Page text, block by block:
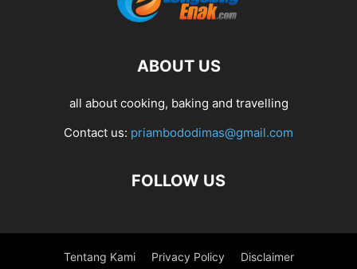
ABOUT US
all about cooking, baking and travelling
Contact us: priambododimas@gmail.com
FOLLOW US
Tentang Kami Privacy Policy Disclaimer